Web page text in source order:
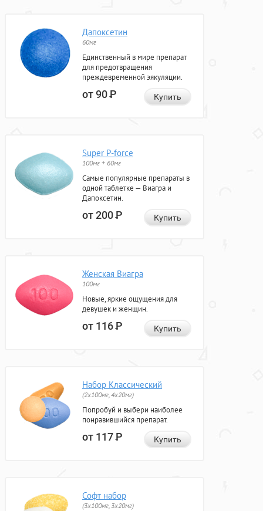
Дапоксетин
60мг
Единственный в мире препарат
для предотвращения
преждевременной эякуляции.
от 90Р Купить
Super P-force
100мг + 60мг
Самые популярные препараты в
одной таблетке — Виагра и
Дапоксетин.
от 200Р Купить
Женская Виагра
100мг
Новые, яркие ощущения для
девушек и женщин.
от 116Р Купить
Набор Классический
(2x100мг, 4x20мг)
Попробуй и выбери наиболее
понравившийся препарат.
от 117Р Купить
Софт набор
(3x100мг, 3x20мг)